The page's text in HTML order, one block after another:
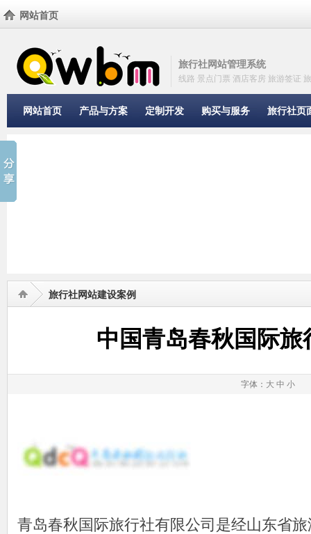
网站首页
旅行社网站管理系统
线路 景点门票 酒店客房 旅游签证
网站首页 产品与方案 定制开发 购买与服务 旅行社页
旅行社网站建设案例
中国青岛春秋国际旅
字体： 大 中 小
青岛春秋国际旅行社有限公司是经山东省